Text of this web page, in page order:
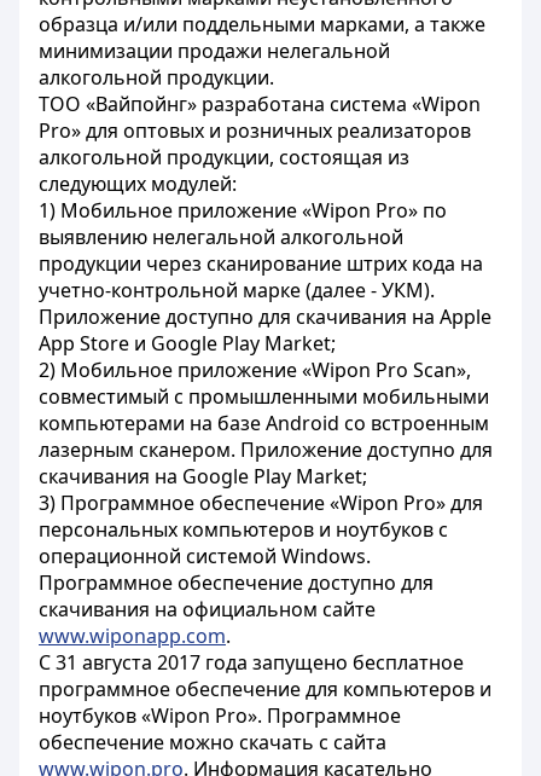
образца и/или поддельными марками, а также
минимизации продажи нелегальной
алкогольной продукции.
ТОО «Вайпойнг» разработана система «Wipon
Pro» для оптовых и розничных реализаторов
алкогольной продукции, состоящая из
следующих модулей:
1) Мобильное приложение «Wipon Pro» по
выявлению нелегальной алкогольной
продукции через сканирование штрих кода на
учетно-контрольной марке (далее - УКМ).
Приложение доступно для скачивания на Apple
App Store и Google Play Market;
2) Мобильное приложение «Wipon Pro Scan»,
совместимый с промышленными мобильными
компьютерами на базе Android со встроенным
лазерным сканером. Приложение доступно для
скачивания на Google Play Market;
3) Программное обеспечение «Wipon Pro» для
персональных компьютеров и ноутбуков с
операционной системой Windows.
Программное обеспечение доступно для
скачивания на официальном сайте
www.wiponapp.com.
С 31 августа 2017 года запущено бесплатное
программное обеспечение для компьютеров и
ноутбуков «Wipon Pro». Программное
обеспечение можно скачать с сайта
www.wipon.pro. Информация касательно